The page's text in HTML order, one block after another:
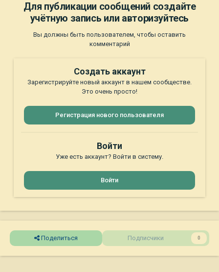
Для публикации сообщений создайте
учётную запись или авторизуйтесь
Вы должны быть пользователем, чтобы оставить
комментарий
Создать аккаунт
Зарегистрируйте новый аккаунт в нашем сообществе.
Это очень просто!
Регистрация нового пользователя
Войти
Уже есть аккаунт? Войти в систему.
Войти
Поделиться Подписчики 0